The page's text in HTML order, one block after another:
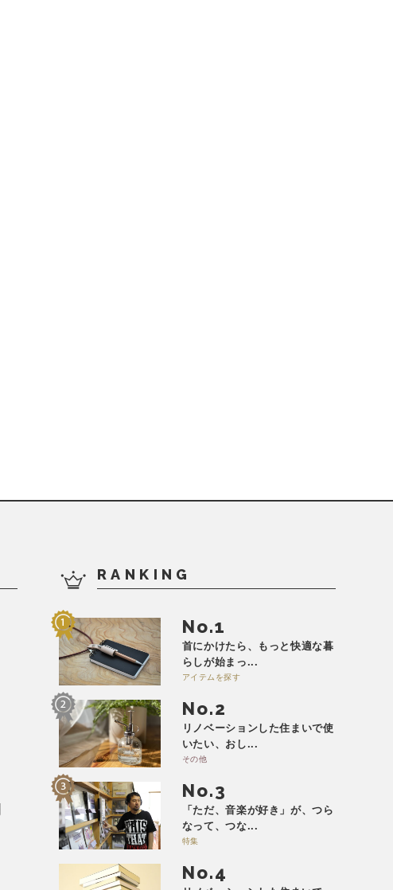
RANKING
No.
首にかけたら、もっと快適な暮
らしが始まっ...
アイテムを探す
No.
リノベーションした住まいで使
いたい、おし...
その他
No.
「ただ、音楽が好き」が、つら
なって、つな...
特集
No.